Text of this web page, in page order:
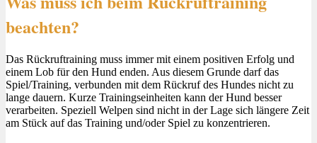
beachten?
Das Rückruftraining muss immer mit einem positiven Erfolg und
einem Lob für den Hund enden. Aus diesem Grunde darf das
Spiel/Training, verbunden mit dem Rückruf des Hundes nicht zu
lange dauern. Kurze Trainingseinheiten kann der Hund besser
verarbeiten. Speziell Welpen sind nicht in der Lage sich längere Zeit
am Stück auf das Training und/oder Spiel zu konzentrieren.